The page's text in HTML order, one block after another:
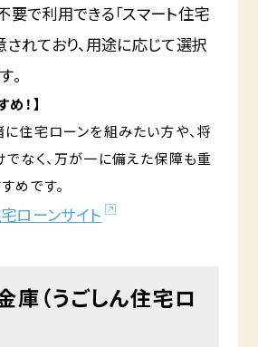
要で利用できる「スマート住宅
されており、用途に応じて選択
。
！】
住宅ローンを組みたい方や、将
なく、万が一に備えた保障も重
めです。
ローンサイト
庫（うごしん住宅ロ